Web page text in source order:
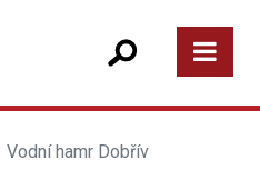
Vodní hamr Dobřív